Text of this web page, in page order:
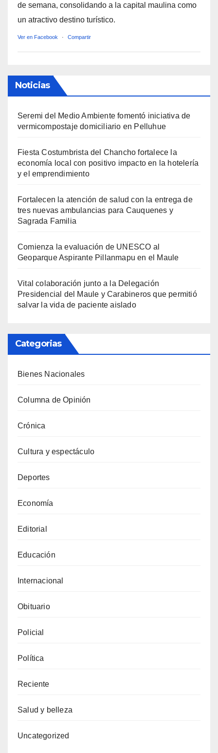
de semana, consolidando a la capital maulina como
un atractivo destino turístico.
Ver en Facebook · Compartir
Noticias
Seremi del Medio Ambiente fomentó iniciativa de
vermicompostaje domiciliario en Pelluhue
Fiesta Costumbrista del Chancho fortalece la
economía local con positivo impacto en la hotelería
y el emprendimiento
Fortalecen la atención de salud con la entrega de
tres nuevas ambulancias para Cauquenes y
Sagrada Familia
Comienza la evaluación de UNESCO al
Geoparque Aspirante Pillanmapu en el Maule
Vital colaboración junto a la Delegación
Presidencial del Maule y Carabineros que permitió
salvar la vida de paciente aislado
Categorias
Bienes Nacionales
Columna de Opinión
Crónica
Cultura y espectáculo
Deportes
Economía
Editorial
Educación
Internacional
Obituario
Policial
Política
Reciente
Salud y belleza
Uncategorized